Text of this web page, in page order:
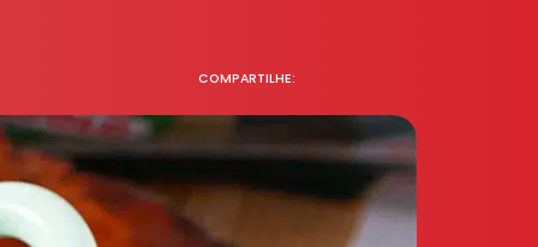
COMPARTILHE: